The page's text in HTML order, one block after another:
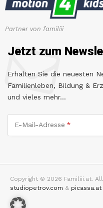
Partner von familiii
Jetzt zum
Erhalten Sie die neuesten
Familienleben, Bildung &
und vieles mehr...
E-Mail-Adresse
Copyright © 2026 Familiii.at.
studiopetrov.com & picassa.at